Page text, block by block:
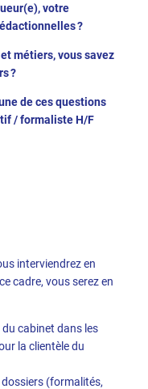
votre
?
métiers, vous savez
?
de ces questions
/ formaliste H/F
interviendrez en
cadre, vous serez en
cabinet dans les
la clientèle du
(formalités,